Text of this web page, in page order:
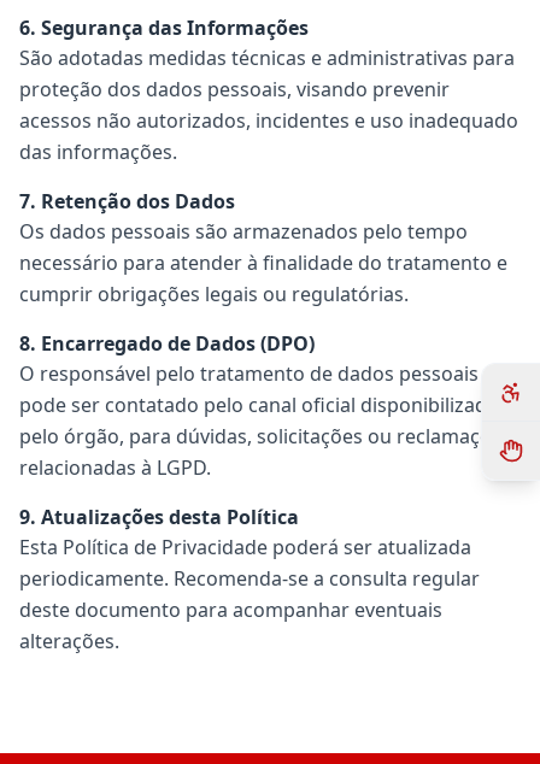
6. Segurança das Informações
São adotadas medidas técnicas e administrativas para
proteção dos dados pessoais, visando prevenir
acessos não autorizados, incidentes e uso inadequado
das informações.
7. Retenção dos Dados
Os dados pessoais são armazenados pelo tempo
necessário para atender à finalidade do tratamento e
cumprir obrigações legais ou regulatórias.
8. Encarregado de Dados (DPO)
O responsável pelo tratamento de dados pessoais
pode ser contatado pelo canal oficial disponibilizado
pelo órgão, para dúvidas, solicitações ou reclamações
relacionadas à LGPD.
9. Atualizações desta Política
Esta Política de Privacidade poderá ser atualizada
periodicamente. Recomenda-se a consulta regular
deste documento para acompanhar eventuais
alterações.